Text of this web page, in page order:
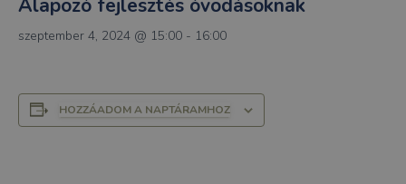
Alapozó fejlesztés óvodásoknak
szeptember 4, 2024 @ 15:00 - 16:00
HOZZÁADOM A NAPTÁRAMHOZ